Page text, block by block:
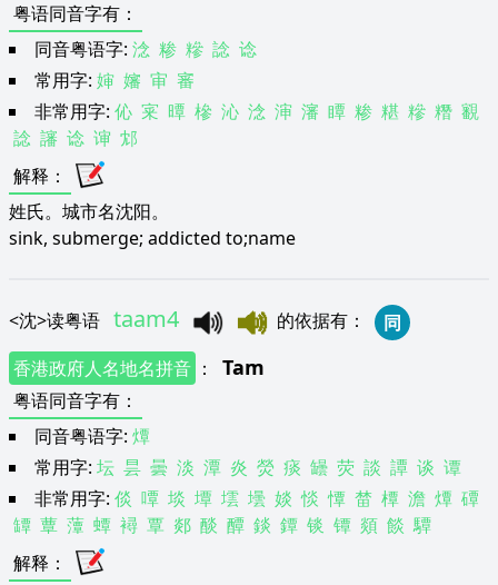
粤语同音字有 ：
同音粤语字: 淰 糁 糝 諗 谂
常用字: 婶 嬸 审 審
非常用字: 伈 宷 曋 槮 沁 淰 渖 瀋 瞫 糁 糂 糝 糣 覾
諗 讅 谂 谉 邥
解释 ：
姓氏。城市名沈阳。
sink, submerge; addicted to;name
<沈>读粤语 taam4 的依据有 ：
同
香港政府人名地名拼音 ： Tam
粤语同音字有 ：
同音粤语字: 燂
常用字: 坛 昙 曇 淡 潭 炎 熒 痰 罎 荧 談 譚 谈 谭
非常用字: 倓 嘾 埮 墰 墵 壜 婒 惔 憛 榃 橝 澹 燂 磹
罈 蕈 藫 蟫 襑 覃 郯 醈 醰 錟 鐔 锬 镡 顃 餤 驔
解释 ：